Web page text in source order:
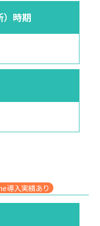
）時期
導入実績あり